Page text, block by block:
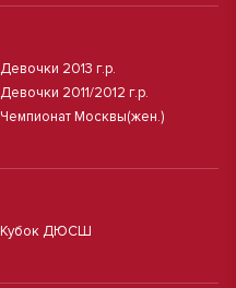
Девочки 2013 г.р.
Девочки 2011/2012 г.р.
Чемпионат Москвы(жен.)
Кубок ДЮСШ